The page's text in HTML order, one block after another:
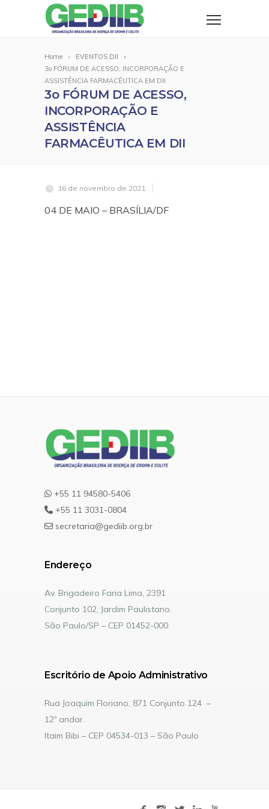
Home
EVENTOS DII
3o FÓRUM DE ACESSO, INCORPORAÇÃO E
ASSISTÊNCIA FARMACÊUTICA EM DII
3o FÓRUM DE ACESSO,
INCORPORAÇÃO E
ASSISTÊNCIA
FARMACÊUTICA EM DII
16 de novembro de 2021
04 DE MAIO – BRASÍLIA/DF
+55 11 94580-5406
+55 11 3031-0804
secretaria@gediib.org.br
Endereço
Av. Brigadeiro Faria Lima, 2391
Conjunto 102, Jardim Paulistano.
São Paulo/SP – CEP 01452-000
Escritório de Apoio Administrativo
Rua Joaquim Floriano, 871 Conjunto 124 –
12º andar.
Itaim Bibi – CEP 04534-013 – São Paulo